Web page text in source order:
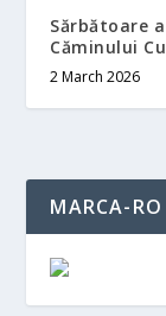
Sărbătoare
Căminului
2 March 2026
MARCA-